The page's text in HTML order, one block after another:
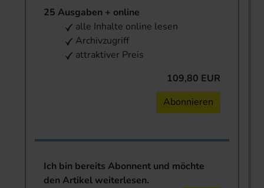
25 Ausgaben + online
alle Inhalte online lesen
Archivzugriff
attraktiver Preis
109,80 EUR
Abonnieren
Ich bin bereits Abonnent und möchte
den Artikel weiterlesen.